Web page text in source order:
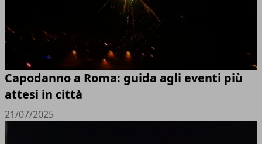
Capodanno a Roma: guida agli eventi più
attesi in città
21/07/2025